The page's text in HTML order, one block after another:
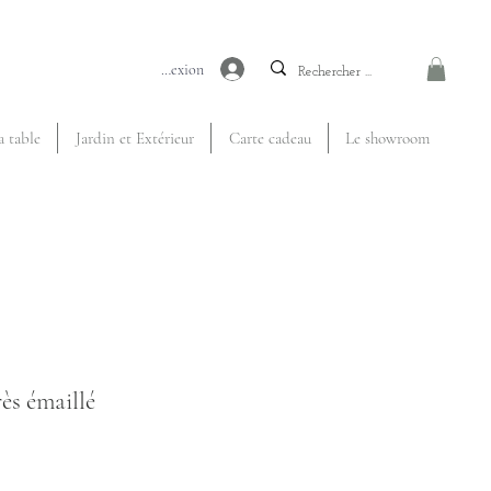
Connexion
table Jardin et Extérieur Carte cadeau Le showroom
émaillé